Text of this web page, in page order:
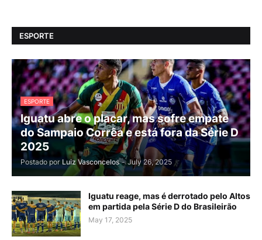
ESPORTE
ESPORTE
Iguatu abre o placar, mas sofre empate
do Sampaio Corrêa e está fora da Série D
2025
Postado por Luiz Vasconcelos - July 26, 2025
Iguatu reage, mas é derrotado pelo Altos
em partida pela Série D do Brasileirão
May 17, 2025